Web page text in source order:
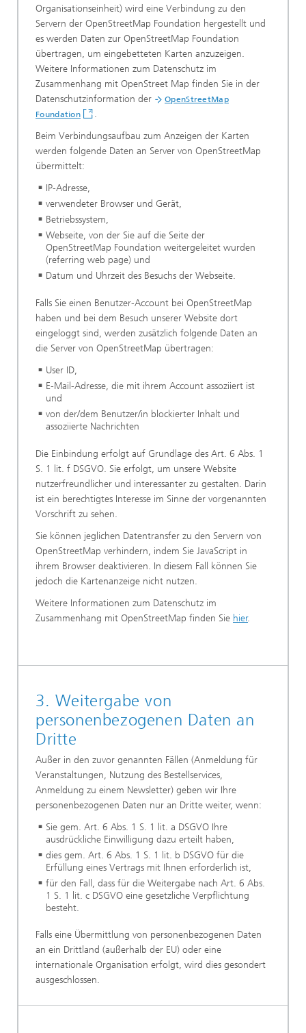
Organisationseinheit) wird eine Verbindung zu den
Servern der OpenStreetMap Foundation hergestellt und
es werden Daten zur OpenStreetMap Foundation
übertragen, um eingebetteten Karten anzuzeigen.
Weitere Informationen zum Datenschutz im
Zusammenhang mit OpenStreet Map finden Sie in der
Datenschutzinformation der
OpenStreetMap
Foundation
.
Beim Verbindungsaufbau zum Anzeigen der Karten
werden folgende Daten an Server von OpenStreetMap
übermittelt:
IP-Adresse,
verwendeter Browser und Gerät,
Betriebssystem,
Webseite, von der Sie auf die Seite der
OpenStreetMap Foundation weitergeleitet wurden
(referring web page) und
Datum und Uhrzeit des Besuchs der Webseite.
Falls Sie einen Benutzer-Account bei OpenStreetMap
haben und bei dem Besuch unserer Website dort
eingeloggt sind, werden zusätzlich folgende Daten an
die Server von OpenStreetMap übertragen:
User ID,
E-Mail-Adresse, die mit ihrem Account assoziiert ist
und
von der/dem Benutzer/in blockierter Inhalt und
assoziierte Nachrichten
Die Einbindung erfolgt auf Grundlage des Art. 6 Abs. 1
S. 1 lit. f DSGVO. Sie erfolgt, um unsere Website
nutzerfreundlicher und interessanter zu gestalten. Darin
ist ein berechtigtes Interesse im Sinne der vorgenannten
Vorschrift zu sehen.
Sie können jeglichen Datentransfer zu den Servern von
OpenStreetMap verhindern, indem Sie JavaScript in
ihrem Browser deaktivieren. In diesem Fall können Sie
jedoch die Kartenanzeige nicht nutzen.
Weitere Informationen zum Datenschutz im
Zusammenhang mit OpenStreetMap finden Sie hier.
3. Weitergabe von
personenbezogenen Daten an
Dritte
Außer in den zuvor genannten Fällen (Anmeldung für
Veranstaltungen, Nutzung des Bestellservices,
Anmeldung zu einem Newsletter) geben wir Ihre
personenbezogenen Daten nur an Dritte weiter, wenn:
Sie gem. Art. 6 Abs. 1 S. 1 lit. a DSGVO Ihre
ausdrückliche Einwilligung dazu erteilt haben,
dies gem. Art. 6 Abs. 1 S. 1 lit. b DSGVO für die
Erfüllung eines Vertrags mit Ihnen erforderlich ist,
für den Fall, dass für die Weitergabe nach Art. 6 Abs.
1 S. 1 lit. c DSGVO eine gesetzliche Verpflichtung
besteht.
Falls eine Übermittlung von personenbezogenen Daten
an ein Drittland (außerhalb der EU) oder eine
internationale Organisation erfolgt, wird dies gesondert
ausgeschlossen.